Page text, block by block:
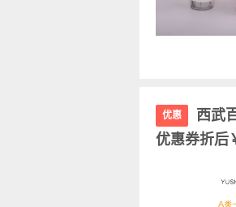
优惠
西武
优惠券折后